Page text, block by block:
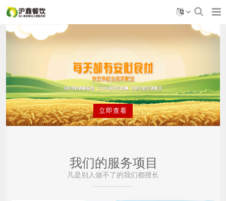
立即查看
我们的服务项目
凡是别人做不了的我们都擅长